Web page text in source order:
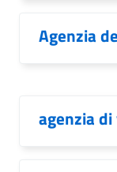
Agenzia
agenzia